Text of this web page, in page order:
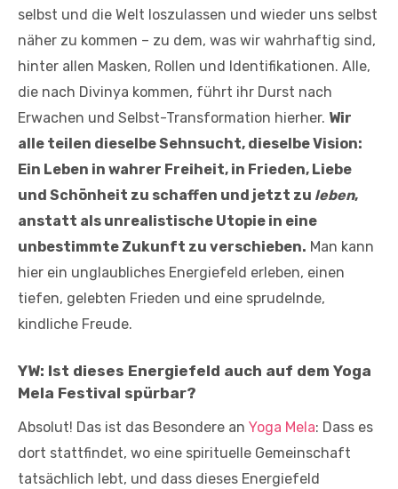
selbst und die Welt loszulassen und wieder uns selbst
näher zu kommen – zu dem, was wir wahrhaftig sind,
hinter allen Masken, Rollen und Identifikationen. Alle,
die nach Divinya kommen, führt ihr Durst nach
Erwachen und Selbst-Transformation hierher. Wir
alle teilen dieselbe Sehnsucht, dieselbe Vision:
Ein Leben in wahrer Freiheit, in Frieden, Liebe
und Schönheit zu schaffen und jetzt zu leben,
anstatt als unrealistische Utopie in eine
unbestimmte Zukunft zu verschieben. Man kann
hier ein unglaubliches Energiefeld erleben, einen
tiefen, gelebten Frieden und eine sprudelnde,
kindliche Freude.
YW: Ist dieses Energiefeld auch auf dem Yoga
Mela Festival spürbar?
Absolut! Das ist das Besondere an Yoga Mela: Dass es
dort stattfindet, wo eine spirituelle Gemeinschaft
tatsächlich lebt, und dass dieses Energiefeld